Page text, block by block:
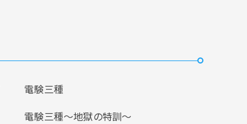
電験三種
電験三種〜地獄の特訓〜